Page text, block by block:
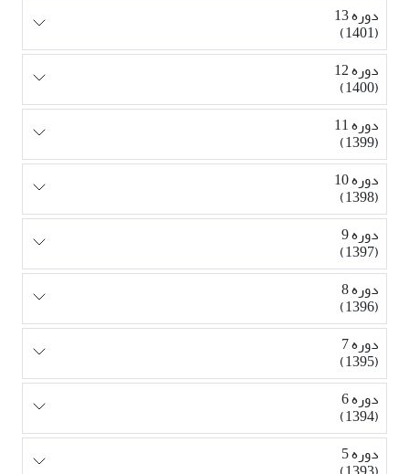
دوره 13
(1401)
دوره 12
(1400)
دوره 11
(1399)
دوره 10
(1398)
دوره 9
(1397)
دوره 8
(1396)
دوره 7
(1395)
دوره 6
(1394)
دوره 5